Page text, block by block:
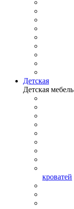
Детская
Детская мебель
кроватей